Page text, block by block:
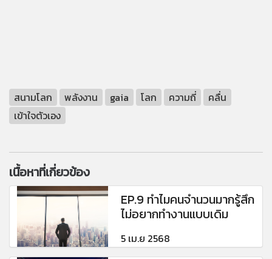
สนามโลก พลังงาน gaia โลก ความถี่
คลื่น
เข้าใจตัวเอง
เนื้อหาที่เกี่ยวข้อง
EP.9 ทำไมคนจำนวนมากรู้สึก
ไม่อยากทำงานแบบเดิม
5 เม.ย 2568